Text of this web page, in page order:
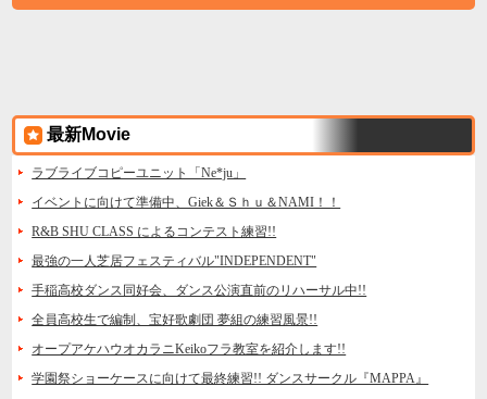
最新Movie
ラブライブコピーユニット「Ne*ju」
イベントに向けて準備中、Giek＆Ｓｈｕ＆NAMI！！
R&B SHU CLASS によるコンテスト練習!!
最強の一人芝居フェスティバル"INDEPENDENT"
手稲高校ダンス同好会、ダンス公演直前のリハーサル中!!
全員高校生で編制、宝好歌劇団 夢組の練習風景!!
オープアケハウオカラニKeikoフラ教室を紹介します!!
学園祭ショーケースに向けて最終練習!! ダンスサークル『MAPPA』